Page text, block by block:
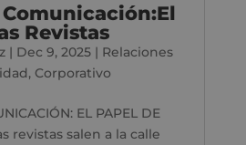
Revistas
| Dec 9, 2025| Relaciones
, Corporativo
EL PAPEL DE
revistas salen a la calle